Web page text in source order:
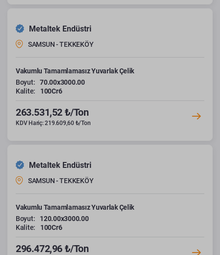
Metaltek Endüstri
SAMSUN - TEKKEKÖY
Vakumlu Tamamlamasız Yuvarlak Çelik
Boyut:
70.00x3000.00
Kalite:
100Cr6
263.531,52 ₺/Ton
KDV Hariç: 219.609,60 ₺/Ton
Metaltek Endüstri
SAMSUN - TEKKEKÖY
Vakumlu Tamamlamasız Yuvarlak Çelik
Boyut:
120.00x3000.00
Kalite:
100Cr6
296.472,96 ₺/Ton